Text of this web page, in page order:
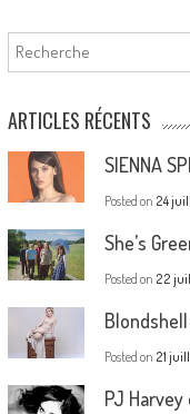
Rechercher
ARTICLES RÉCENTS
SIENNA
Posted on 24
She’s
Posted on 22
Posted on 21
PJ